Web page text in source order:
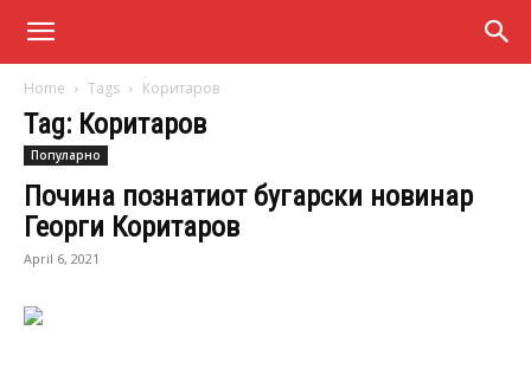
Home Tags Коритаров
Tag: Коритаров
Популарно
Почина познатиот бугарски новинар
Георги Коритаров
April 6, 2021